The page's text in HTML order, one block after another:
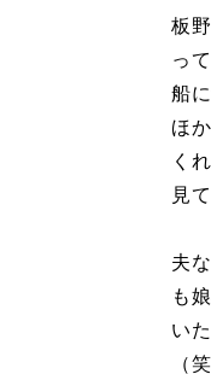
板
っ
船
ほ
く
見
夫
も
い
（